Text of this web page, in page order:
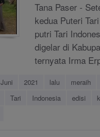
Tana Paser -
kedua Puteri
putri Tari
digelar di
ternyata Irma
Juni 2021 lalu meraih
Tari Indonesia edisi